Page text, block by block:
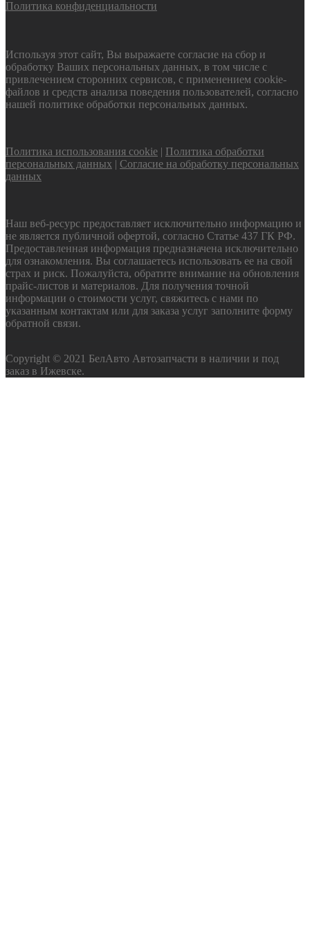
Политика конфиденциальности
Используя этот сайт, Вы выражаете согласие на сбор и
обработку Ваших персональных данных, в том числе с
привлечением сторонних сервисов, с применением cookie-
файлов и средств анализа поведения пользователей, согласно
нашей политике обработки персональных данных.
Политика использования cookie | Политика обработки
персональных данных | Согласие на обработку персональных
данных
Наш веб-ресурс предоставляет исключительно информацию и
не является публичной офертой, согласно Статье 437 ГК РФ.
Предоставленная информация предназначена исключительно
для ознакомления. Вы соглашаетесь использовать ее на свой
страх и риск. Пожалуйста, обратите внимание на обновления
прайс-листов и материалов. Для получения точной
информации о стоимости услуг, свяжитесь с нами по
указанным контактам или для заказа услуг заполните форму
обратной связи.
Copyright © 2021 БелАвто Автозапчасти в наличии и под
заказ в Ижевске.